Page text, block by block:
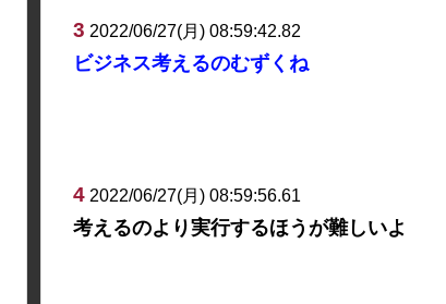
3 2022/06/27(月) 08:59:42.82
ビジネス考えるのむずくね
4 2022/06/27(月) 08:59:56.61
考えるのより実行するほうが難しいよ